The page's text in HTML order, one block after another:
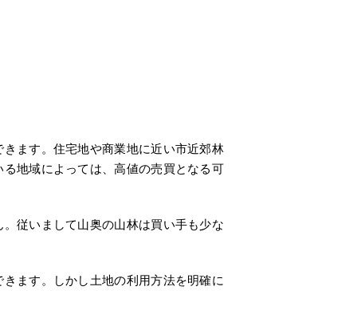
ます。住宅地や商業地に近い市近郊林
地域によっては、高値の売買となる可
従いまして山奥の山林は買い手も少な
ます。しかし土地の利用方法を明確に